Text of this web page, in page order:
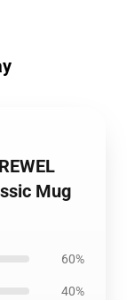
Mug
60%
40%